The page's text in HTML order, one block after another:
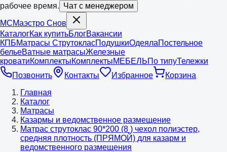
рабочее время. Чат с менеджером
МСМаэстро Снов
КаталогКак купитьБлогВакансии
КПБМатрасы СтрутокласПодушкиОдеялаПостельное
бельеВатные матрасыЖелезные
кроватиКомплектыКомплектыМЕБЕЛЬПо типуТележки
Позвонить
Контакты Избранное
Корзина
Главная
Каталог
Матрасы
Казармы и ведомственное размещение
Матрас струтоклас 90*200 (8 ) чехол полиэстер,
средняя плотность (ПРЯМОЙ) для казарм и
ведомственного размещения